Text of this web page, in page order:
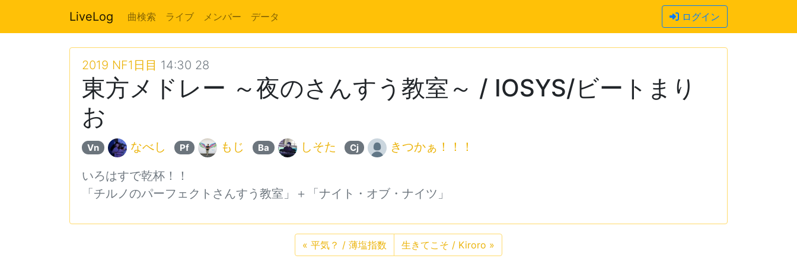
LiveLog 曲検索 ライブ メンバー データ ログイン
2019 NF1日目 14:30 28
東方メドレー ～夜のさんすう教室～ / IOSYS/ビートまり
お
Vn なべし Pf もじ Ba しそた Cj きつかぁ！！！
いろはすで乾杯！！
「チルノのパーフェクトさんすう教室」＋「ナイト・オブ・ナイツ」
« 平気？ / 薄塩指数 生きてこそ / Kiroro »